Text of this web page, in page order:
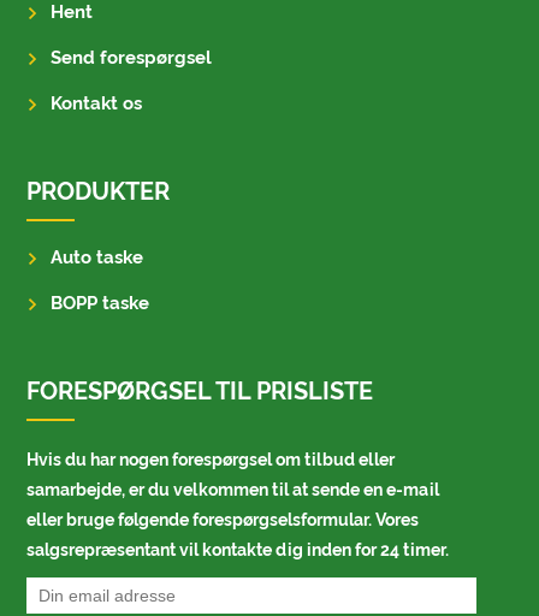
Hent
Send forespørgsel
Kontakt os
PRODUKTER
Auto taske
BOPP taske
FORESPØRGSEL TIL PRISLISTE
Hvis du har nogen forespørgsel om tilbud eller
samarbejde, er du velkommen til at sende en e-mail
eller bruge følgende forespørgselsformular. Vores
salgsrepræsentant vil kontakte dig inden for 24 timer.